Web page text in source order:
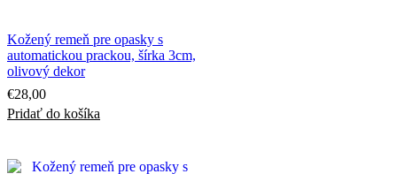
Kožený remeň pre opasky s
automatickou prackou, šírka 3cm,
olivový dekor
€28,00
Pridať do košíka